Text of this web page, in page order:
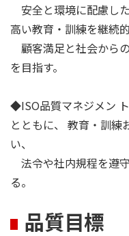
安全と環境に配慮し
高い教育・訓練を継続
顧客満足と社会から
を目指す。
◆ISO品質マネジメン
とともに、 教育・訓練
い、
法令や社内規程を遵
る。
品質目標